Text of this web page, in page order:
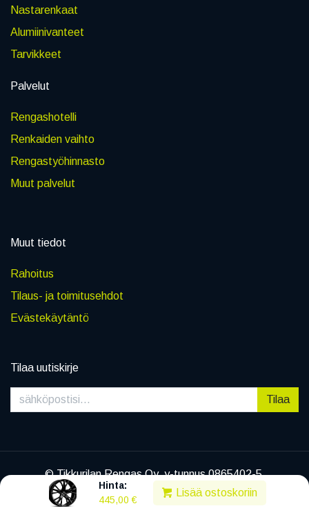
Hinta:
445,00 €
Lisää ostoskoriin
Nastarenkaat
Alumiinivanteet
Tarvikkeet
Palvelut
Rengashotelli
Renkaiden vaihto
Rengastyöhinnasto
Muut palvelut
Muut tiedot
Rahoitus
Tilaus- ja toimitusehdot
Evästekäytäntö
Tilaa uutiskirje
Tilaa
© Tikkurilan Rengas Oy, y-tunnus 0865402-5
|Tietosuojaseloste